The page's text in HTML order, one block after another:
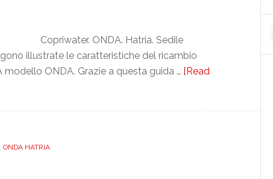
Copriwater. ONDA. Hatria. Sedile
illustrate le caratteristiche del ricambio
ONDA. Grazie a questa guida …[Read
HATRIA